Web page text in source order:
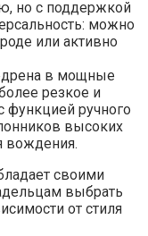
но с поддержкой
можно
или активно
в мощные
резкое и
функцией ручного
высоких
вождения.
своими
выбрать
от стиля